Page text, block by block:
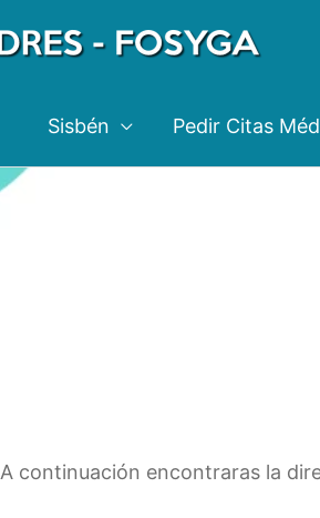
Sisbén
Pedir Citas
A continuación encontraras la